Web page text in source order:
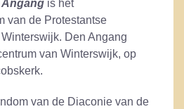
Angang is het
van de Protestantse
Den Angang
van Winterswijk, op
van de Diaconie van de